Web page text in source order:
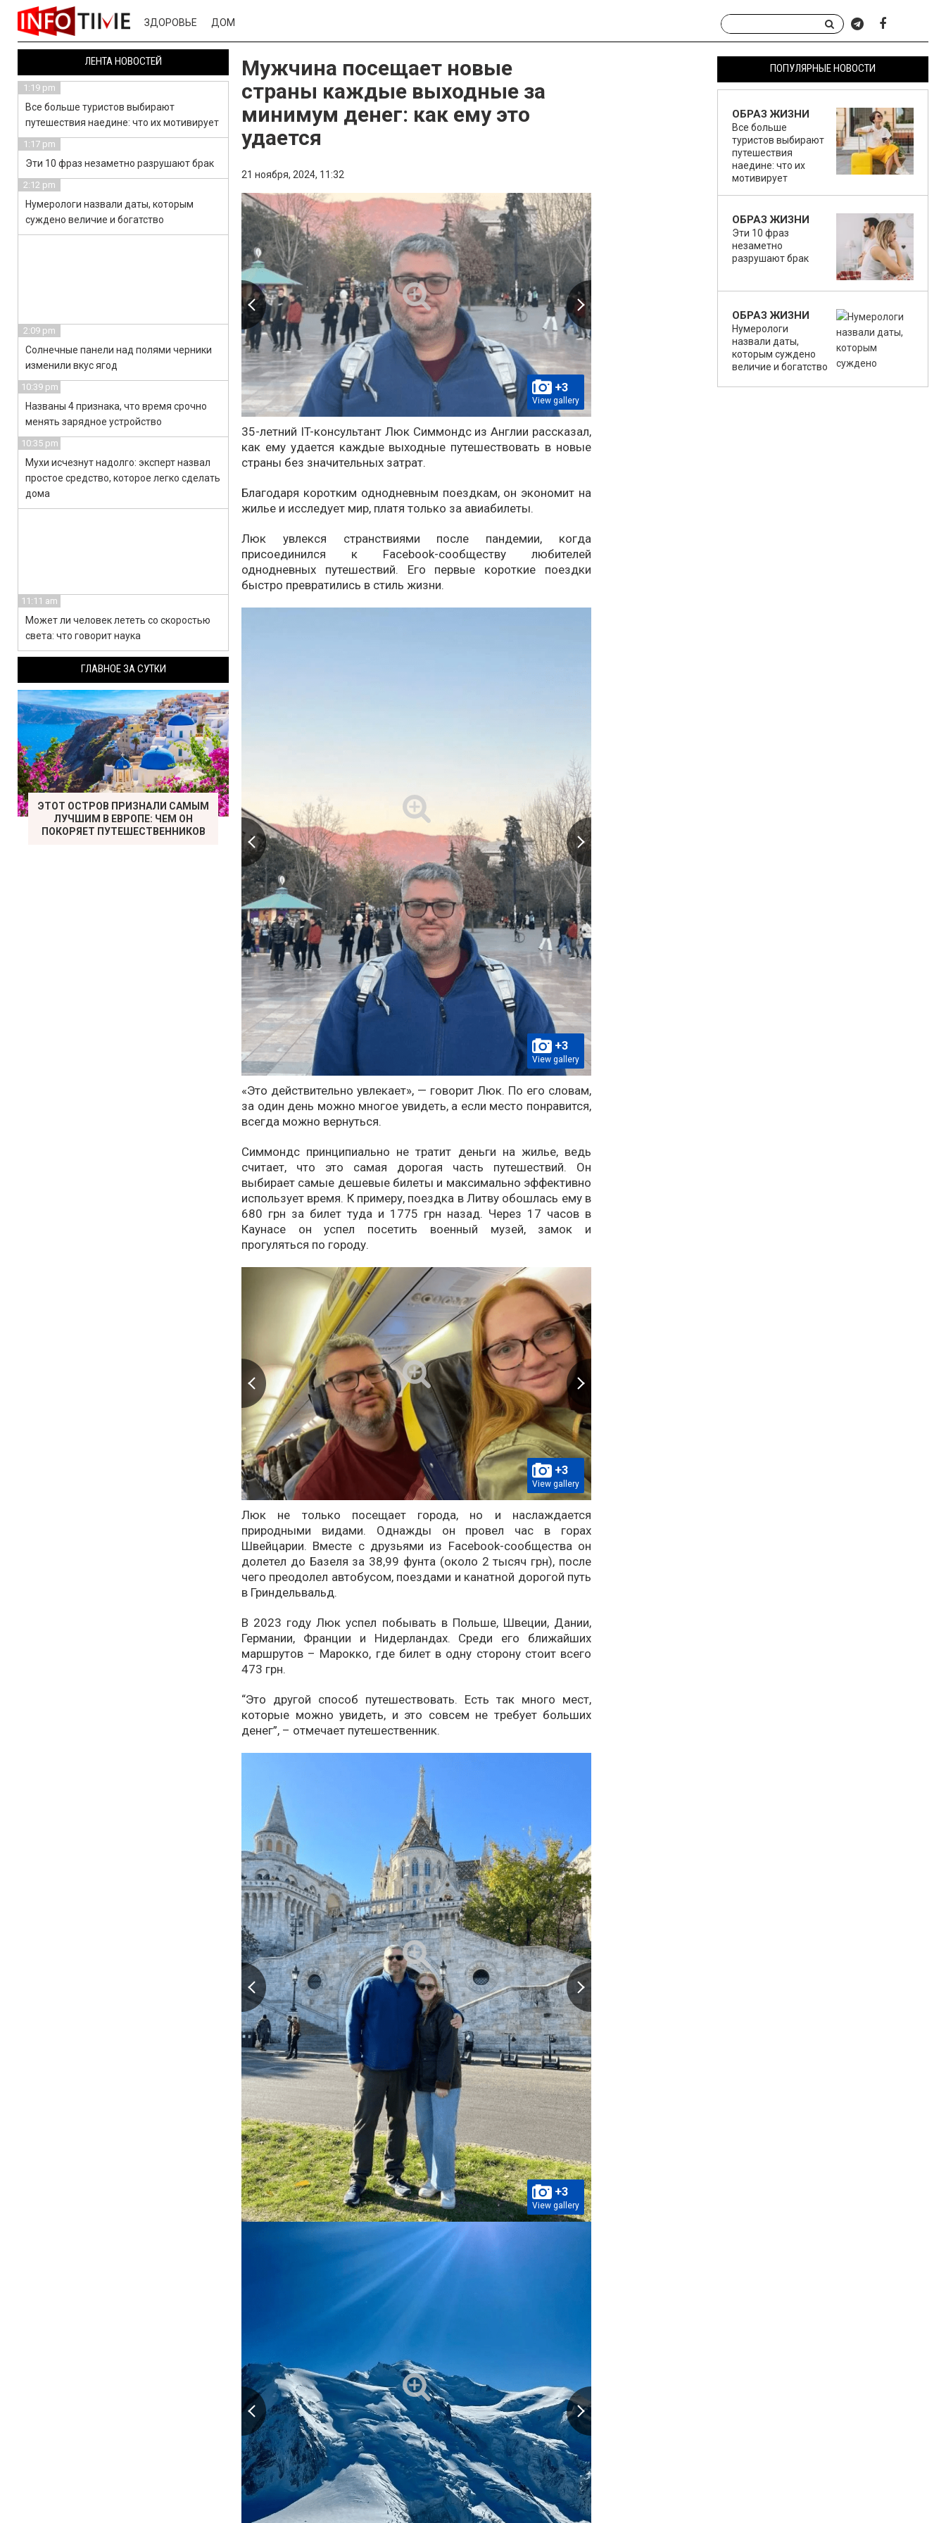
ЗДОРОВЬЕ ДОМ
Мужчина посещает новые
страны каждые выходные за
минимум денег: как ему это
удается
21 ноября, 2024, 11:32
+3
View gallery
35-летний IT-консультант Люк Симмондс из Англии рассказал,
как ему удается каждые выходные путешествовать в новые
страны без значительных затрат.
Благодаря коротким однодневным поездкам, он экономит на
жилье и исследует мир, платя только за авиабилеты.
Люк увлекся странствиями после пандемии, когда
присоединился к Facebook-сообществу любителей
однодневных путешествий. Его первые короткие поездки
быстро превратились в стиль жизни.
+3
View gallery
«Это действительно увлекает», — говорит Люк. По его словам,
за один день можно многое увидеть, а если место понравится,
всегда можно вернуться.
Симмондс принципиально не тратит деньги на жилье, ведь
считает, что это самая дорогая часть путешествий. Он
выбирает самые дешевые билеты и максимально эффективно
использует время. К примеру, поездка в Литву обошлась ему в
680 грн за билет туда и 1775 грн назад. Через 17 часов в
Каунасе он успел посетить военный музей, замок и
прогуляться по городу.
+3
View gallery
Люк не только посещает города, но и наслаждается
природными видами. Однажды он провел час в горах
Швейцарии. Вместе с друзьями из Facebook-сообщества он
долетел до Базеля за 38,99 фунта (около 2 тысяч грн), после
чего преодолел автобусом, поездами и канатной дорогой путь
в Гриндельвальд.
В 2023 году Люк успел побывать в Польше, Швеции, Дании,
Германии, Франции и Нидерландах. Среди его ближайших
маршрутов – Марокко, где билет в одну сторону стоит всего
473 грн.
“Это другой способ путешествовать. Есть так много мест,
которые можно увидеть, и это совсем не требует больших
денег”, – отмечает путешественник.
+3
View gallery
ПОПУЛЯРНЫЕ НОВОСТИ
ОБРАЗ ЖИЗНИ
Все больше
туристов выбирают
путешествия
наедине: что их
мотивирует
ОБРАЗ ЖИЗНИ
Эти 10 фраз
незаметно
разрушают брак
ОБРАЗ ЖИЗНИ
Нумерологи
назвали даты,
которым суждено
величие и богатство
ЛЕНТА НОВОСТЕЙ
1:19 pm
Все больше туристов выбирают
путешествия наедине: что их мотивирует
1:17 pm
Эти 10 фраз незаметно разрушают брак
2:12 pm
Нумерологи назвали даты, которым
суждено величие и богатство
2:09 pm
Солнечные панели над полями черники
изменили вкус ягод
10:39 pm
Названы 4 признака, что время срочно
менять зарядное устройство
10:35 pm
Мухи исчезнут надолго: эксперт назвал
простое средство, которое легко сделать
дома
11:11 am
Может ли человек лететь со скоростью
света: что говорит наука
ГЛАВНОЕ ЗА СУТКИ
ЭТОТ ОСТРОВ ПРИЗНАЛИ САМЫМ
ЛУЧШИМ В ЕВРОПЕ: ЧЕМ ОН
ПОКОРЯЕТ ПУТЕШЕСТВЕННИКОВ